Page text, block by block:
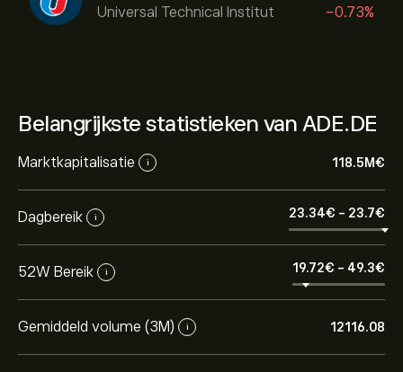
Universal Technical Institut
-0.73%
Belangrijkste statistieken van ADE.DE
Marktkapitalisatie i 118.5M‎€‎
Dagbereik i 23.34‎€‎ - 23.7‎€‎
52W Bereik i 19.72‎€‎ - 49.3‎€‎
Gemiddeld volume (3M) i 12116.08